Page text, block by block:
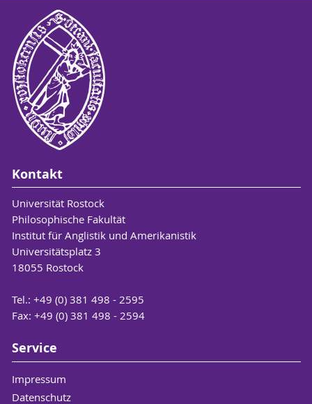
Kontakt
Universität Rostock
Philosophische Fakultät
Institut für Anglistik und Amerikanistik
Universitätsplatz 3
18055 Rostock
Tel.: +49 (0) 381 498 - 2595
Fax: +49 (0) 381 498 - 2594
Service
Impressum
Datenschutz